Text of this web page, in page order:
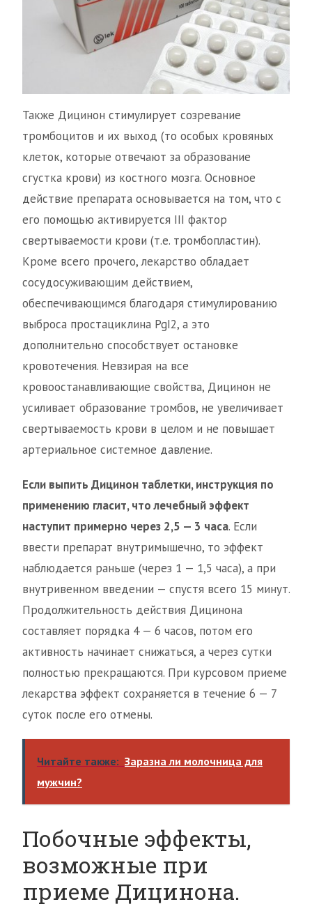
Также Дицинон стимулирует созревание
тромбоцитов и их выход (то особых кровяных
клеток, которые отвечают за образование
сгустка крови) из костного мозга. Основное
действие препарата основывается на том, что с
его помощью активируется III фактор
свертываемости крови (т.е. тромбопластин).
Кроме всего прочего, лекарство обладает
сосудосуживающим действием,
обеспечивающимся благодаря стимулированию
выброса простациклина PgI2, а это
дополнительно способствует остановке
кровотечения. Невзирая на все
кровоостанавливающие свойства, Дицинон не
усиливает образование тромбов, не увеличивает
свертываемость крови в целом и не повышает
артериальное системное давление.
Если выпить Дицинон таблетки, инструкция по
применению гласит, что лечебный эффект
наступит примерно через 2,5 — 3 часа. Если
ввести препарат внутримышечно, то эффект
наблюдается раньше (через 1 — 1,5 часа), а при
внутривенном введении — спустя всего 15 минут.
Продолжительность действия Дицинона
составляет порядка 4 — 6 часов, потом его
активность начинает снижаться, а через сутки
полностью прекращаются. При курсовом приеме
лекарства эффект сохраняется в течение 6 — 7
суток после его отмены.
Читайте также: Заразна ли молочница для
мужчин?
Побочные эффекты,
возможные при
приеме Дицинона.